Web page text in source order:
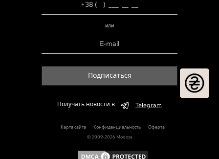
или
Подписаться
Получать новости в Telegram
Карта сайта Конфиденциальность
Оферта
© 2009-2026 Modoza